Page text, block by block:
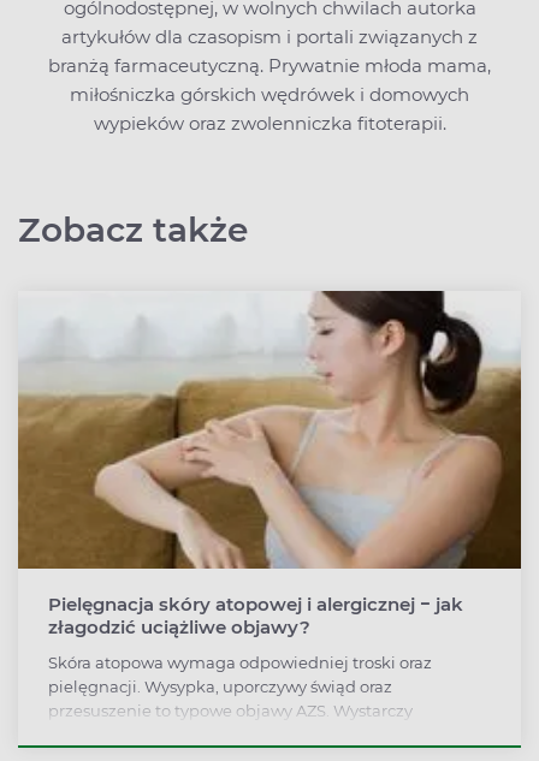
ogólnodostępnej, w wolnych chwilach autorka
artykułów dla czasopism i portali związanych z
branżą farmaceutyczną. Prywatnie młoda mama,
miłośniczka górskich wędrówek i domowych
wypieków oraz zwolenniczka fitoterapii.
Zobacz także
Pielęgnacja skóry atopowej i alergicznej − jak
złagodzić uciążliwe objawy?
Skóra atopowa wymaga odpowiedniej troski oraz
pielęgnacji. Wysypka, uporczywy świąd oraz
przesuszenie to typowe objawy AZS. Wystarczy